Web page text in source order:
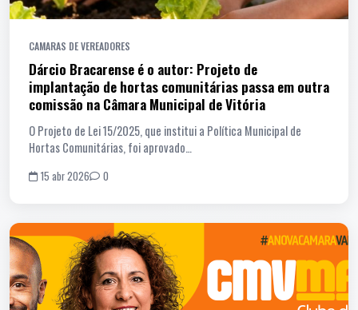
CAMARAS DE VEREADORES
Dárcio Bracarense é o autor: Projeto de
implantação de hortas comunitárias passa em outra
comissão na Câmara Municipal de Vitória
O Projeto de Lei 15/2025, que institui a Política Municipal de
Hortas Comunitárias, foi aprovado…
15 abr 2026 0